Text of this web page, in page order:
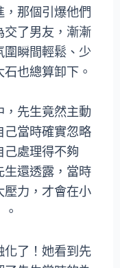
那個引爆他們
了男友，漸漸
圍瞬間輕鬆、少
也總算卸下。
，先生竟然主動
己當時確實忽略
己處理得不夠
生還透露，當時
壓力，才會在小
化了！她看到先